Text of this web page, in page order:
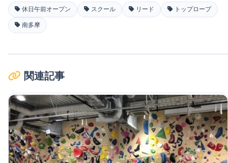
休日午前オープン スクール リード トップロープ
南多摩
関連記事